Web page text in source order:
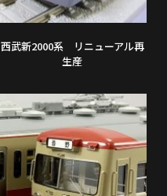
西武新2000系 リニューアル再
生産